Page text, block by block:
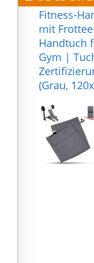
Fitness-
mit
Handtuch
Gym |
(Grau,